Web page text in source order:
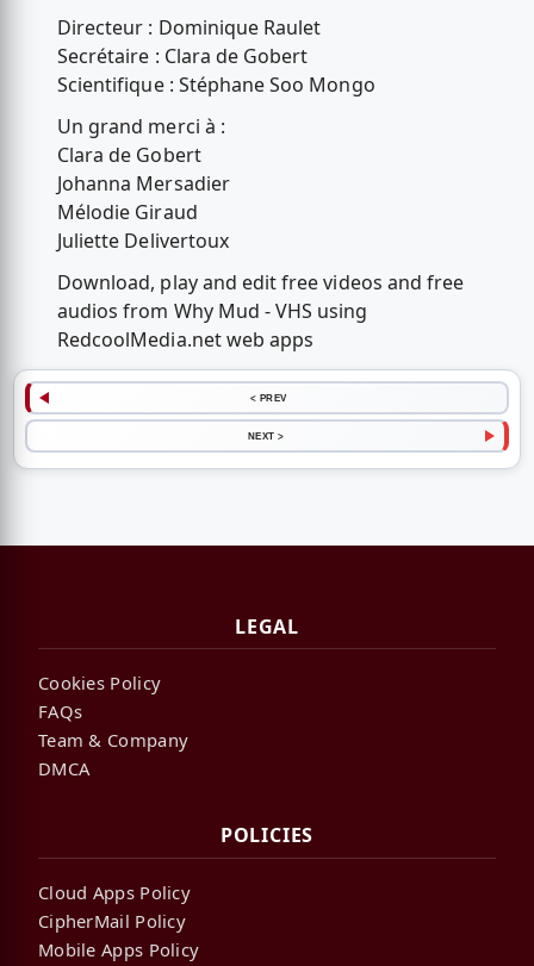
Directeur : Dominique Raulet
Secrétaire : Clara de Gobert
Scientifique : Stéphane Soo Mongo
Un grand merci à :
Clara de Gobert
Johanna Mersadier
Mélodie Giraud
Juliette Delivertoux
Download, play and edit free videos and free
audios from Why Mud - VHS using
RedcoolMedia.net web apps
< PREV
NEXT >
LEGAL
Cookies Policy
FAQs
Team & Company
DMCA
POLICIES
Cloud Apps Policy
CipherMail Policy
Mobile Apps Policy